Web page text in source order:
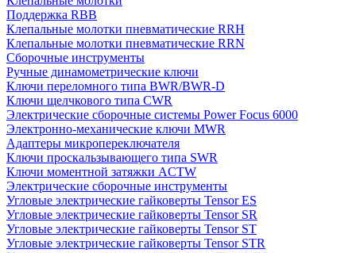
Поддержка RBB
Клепальные молотки пневматические RRH
Клепальные молотки пневматические RRN
Сборочные инструменты
Ручные динамометрические ключи
Ключи переломного типа BWR/BWR-D
Ключи щелчкового типа CWR
Электрические сборочные системы Power Focus 6000
Электронно-механические ключи MWR
Адаптеры микропереключателя
Ключи проскальзывающего типа SWR
Ключи моментной затяжки ACTW
Электрические сборочные инструменты
Угловые электрические гайковерты Tensor ES
Угловые электрические гайковерты Tensor SR
Угловые электрические гайковерты Tensor ST
Угловые электрические гайковерты Tensor STR